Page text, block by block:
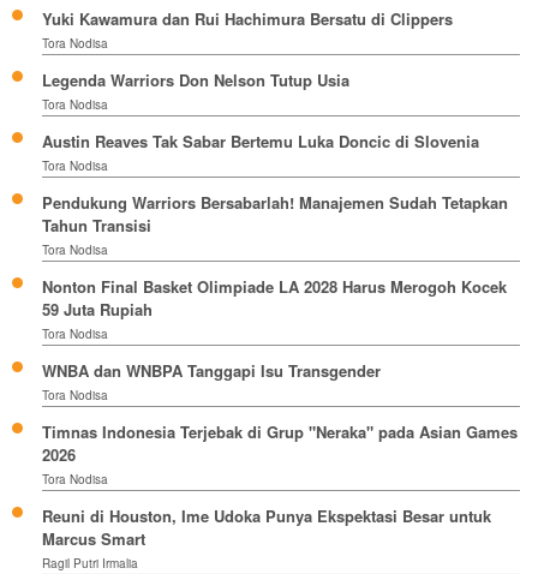
Yuki Kawamura dan Rui Hachimura Bersatu di Clippers
Tora Nodisa
Legenda Warriors Don Nelson Tutup Usia
Tora Nodisa
Austin Reaves Tak Sabar Bertemu Luka Doncic di Slovenia
Tora Nodisa
Pendukung Warriors Bersabarlah! Manajemen Sudah Tetapkan
Tahun Transisi
Tora Nodisa
Nonton Final Basket Olimpiade LA 2028 Harus Merogoh Kocek
59 Juta Rupiah
Tora Nodisa
WNBA dan WNBPA Tanggapi Isu Transgender
Tora Nodisa
Timnas Indonesia Terjebak di Grup "Neraka" pada Asian Games
2026
Tora Nodisa
Reuni di Houston, Ime Udoka Punya Ekspektasi Besar untuk
Marcus Smart
Ragil Putri Irmalia